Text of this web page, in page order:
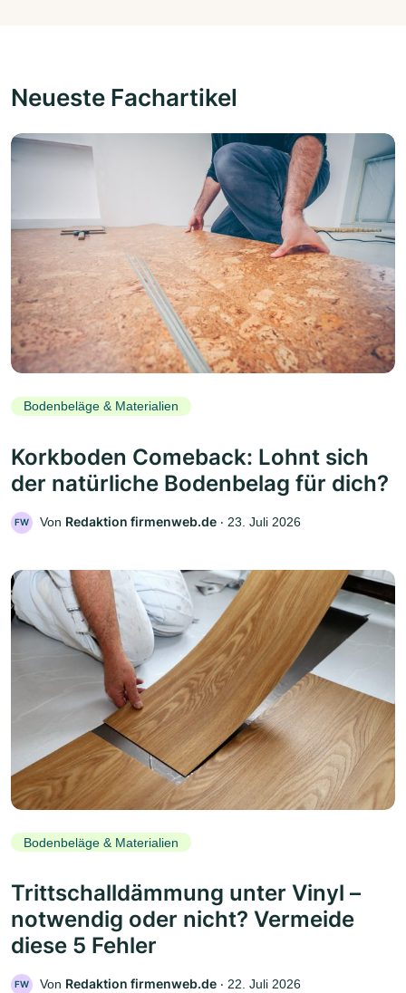
Neueste Fachartikel
Bodenbeläge & Materialien
Korkboden Comeback: Lohnt sich
der natürliche Bodenbelag für dich?
FW Von Redaktion firmenweb.de ‧ 23. Juli 2026
Bodenbeläge & Materialien
Trittschalldämmung unter Vinyl –
notwendig oder nicht? Vermeide
diese 5 Fehler
FW Von Redaktion firmenweb.de ‧ 22. Juli 2026